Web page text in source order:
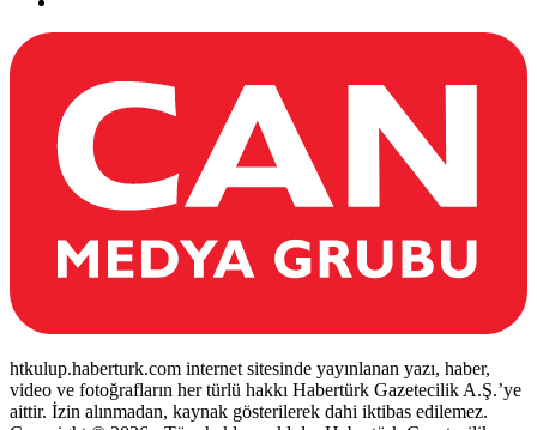
htkulup.haberturk.com internet sitesinde yayınlanan yazı, haber,
video ve fotoğrafların her türlü hakkı Habertürk Gazetecilik A.Ş.’ye
aittir. İzin alınmadan, kaynak gösterilerek dahi iktibas edilemez.